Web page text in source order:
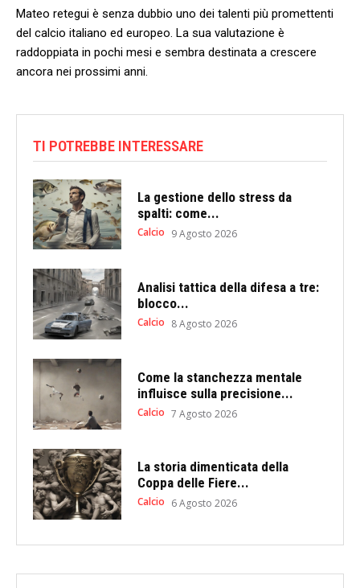
Mateo ‍retegui è senza dubbio ⁢uno ‍dei talenti più promettenti
del calcio italiano ed europeo.⁣ La sua valutazione è
raddoppiata in pochi mesi e sembra⁤ destinata a crescere
ancora nei prossimi anni.
TI POTREBBE INTERESSARE
La gestione dello stress da
spalti: come...
Calcio 9 Agosto 2026
Analisi tattica della difesa a tre:
blocco...
Calcio 8 Agosto 2026
Come la stanchezza mentale
influisce sulla precisione...
Calcio 7 Agosto 2026
La storia dimenticata della
Coppa delle Fiere...
Calcio 6 Agosto 2026